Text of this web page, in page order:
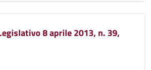
8 aprile 2013, n. 39,